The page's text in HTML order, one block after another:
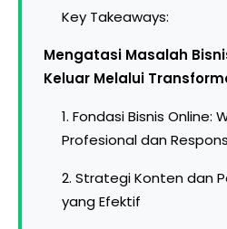
Key Takeaways:
Mengatasi Masalah
Keluar Melalui
1. Fondasi Bisnis Online:
Profesional dan
2. Strategi Konten dan
yang Efektif